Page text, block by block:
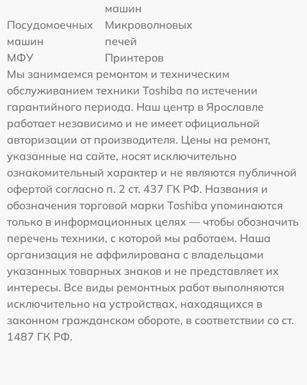
машин
Посудомоечных
машин
Микроволновых
печей
МФУ
Принтеров
Мы занимаемся ремонтом и техническим
обслуживанием техники Toshiba по истечении
гарантийного периода. Наш центр в Ярославле
работает независимо и не имеет официальной
авторизации от производителя. Цены на ремонт,
указанные на сайте, носят исключительно
ознакомительный характер и не являются публичной
офертой согласно п. 2 ст. 437 ГК РФ. Названия и
обозначения торговой марки Toshiba упоминаются
только в информационных целях — чтобы обозначить
перечень техники, с которой мы работаем. Наша
организация не аффилирована с владельцами
указанных товарных знаков и не представляет их
интересы. Все виды ремонтных работ выполняются
исключительно на устройствах, находящихся в
законном гражданском обороте, в соответствии со ст.
1487 ГК РФ.